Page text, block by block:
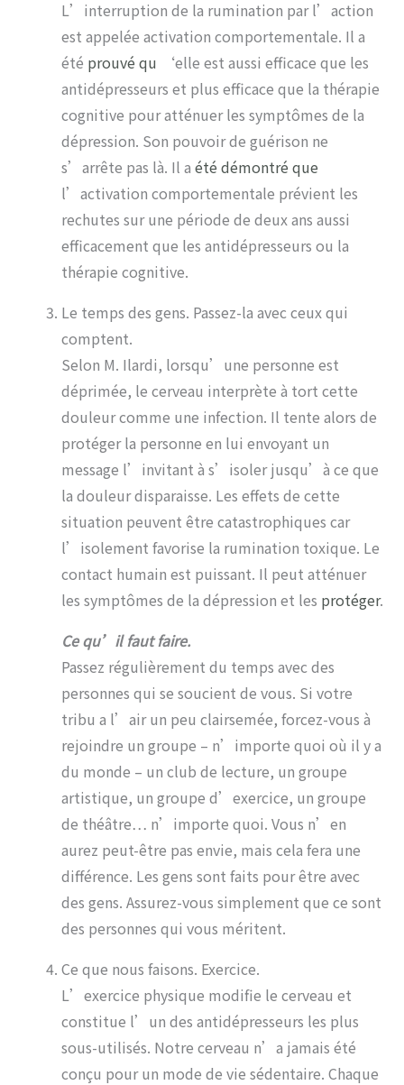
L’interruption de la rumination par l’action
est appelée activation comportementale. Il a
été prouvé qu ‘elle est aussi efficace que les
antidépresseurs et plus efficace que la thérapie
cognitive pour atténuer les symptômes de la
dépression. Son pouvoir de guérison ne
s’arrête pas là. Il a été démontré que
l’activation comportementale prévient les
rechutes sur une période de deux ans aussi
efficacement que les antidépresseurs ou la
thérapie cognitive.
Le temps des gens. Passez-la avec ceux qui
comptent.
Selon M. Ilardi, lorsqu’une personne est
déprimée, le cerveau interprète à tort cette
douleur comme une infection. Il tente alors de
protéger la personne en lui envoyant un
message l’invitant à s’isoler jusqu’à ce que
la douleur disparaisse. Les effets de cette
situation peuvent être catastrophiques car
l’isolement favorise la rumination toxique. Le
contact humain est puissant. Il peut atténuer
les symptômes de la dépression et les protéger.
Ce qu’il faut faire.
Passez régulièrement du temps avec des
personnes qui se soucient de vous. Si votre
tribu a l’air un peu clairsemée, forcez-vous à
rejoindre un groupe – n’importe quoi où il y a
du monde – un club de lecture, un groupe
artistique, un groupe d’exercice, un groupe
de théâtre… n’importe quoi. Vous n’en
aurez peut-être pas envie, mais cela fera une
différence. Les gens sont faits pour être avec
des gens. Assurez-vous simplement que ce sont
des personnes qui vous méritent.
Ce que nous faisons. Exercice.
L’exercice physique modifie le cerveau et
constitue l’un des antidépresseurs les plus
sous-utilisés. Notre cerveau n’a jamais été
conçu pour un mode de vie sédentaire. Chaque